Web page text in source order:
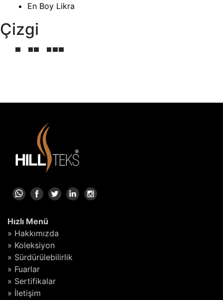
En Boy Likra
Çizgi
Hızlı Menü
» Hakkımızda
» Koleksiyon
» Sürdürülebilirlik
» Fuarlar
» Sertifikalar
» İletişim